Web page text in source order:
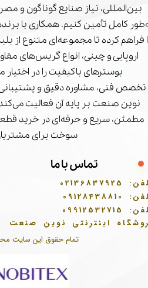
تمام حقوق این سایت
بین‌المللی، نیاز صنایع گوناگون و
کامل تأمین کنیم. همکاری با
فراهم کرده تا مجموعه‌ای متنوع از
اروپایی و چینی، انواع گریس‌های
بوسترهای باکیفیت را در
تخصص فنی، مشاوره دقیق و
نوین صنعت بر پایه آن فعالیت
مطمئن، سریع و حرفه‌ای در خرید
سوخت برای
تماس با ما
02136837925
09128438810
09912532715
اینترنتی نوین صنعت